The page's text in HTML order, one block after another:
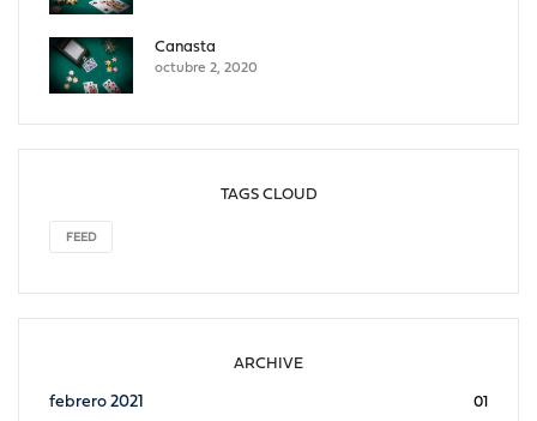
Canasta
octubre 2, 2020
TAGS CLOUD
FEED
ARCHIVE
febrero 2021 01